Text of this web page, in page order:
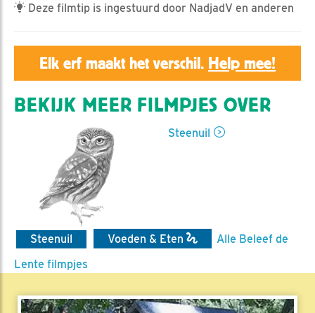
Deze filmtip is ingestuurd door NadjadV en anderen
Elk erf maakt het verschil. Help mee!
BEKIJK MEER FILMPJES OVER
Steenuil
Steenuil Voeden & Eten
Alle Beleef de
Lente filmpjes